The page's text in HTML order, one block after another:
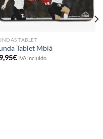
TABLET
Tablet Mbiá
€ IVA incluido